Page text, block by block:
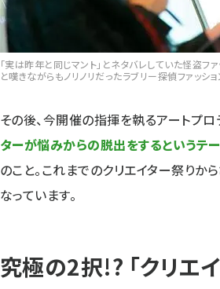
「実は昨年と同じマント」とネタバレしていた怪盗フ
と嘆きながらもノリノリだったラブリー探偵ファッシ
その後、今開催の指揮を執るアートプ
ターが悩みからの脱出をするというテ
のこと。これまでのクリエイター祭りか
なっています。
究極の2択!? 「クリエ